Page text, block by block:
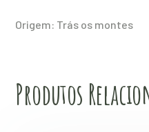
Origem: Trás os montes
Produtos